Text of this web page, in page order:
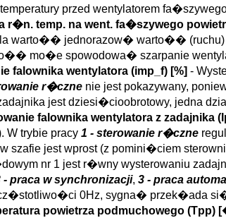
przed wentylatorem
r�n. temp. na went. fa�szywego
warto�� jednorazow� warto��
mo�e spowodowa� szarpanie
falownika wentylatora (imp_f) [%] -
r�czne nie jest pokazywany,
jest dziesi�cioobrotowy, jedna
falownika wentylatora z zadajnika (
W trybie pracy 1 - sterowanie r�czne
jest wprost (z pomini�ciem
nr 1 jest r�wny wysterowaniu
- praca w synchronizacji, 3 - praca
cz�stotliwo�ci 0Hz, sygna� przek�ada
powietrza podmuchowego (Tpp)